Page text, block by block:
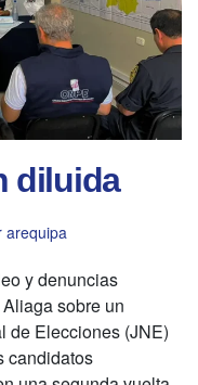
diluida
arequipa
y denuncias
sobre un
de Elecciones (JNE)
candidatos